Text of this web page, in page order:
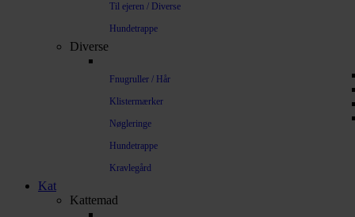
Til ejeren / Diverse
Hundetrappe
Diverse
Fnugruller / Hår
Klistermærker
Nøgleringe
Hundetrappe
Kravlegård
Kat
Kattemad